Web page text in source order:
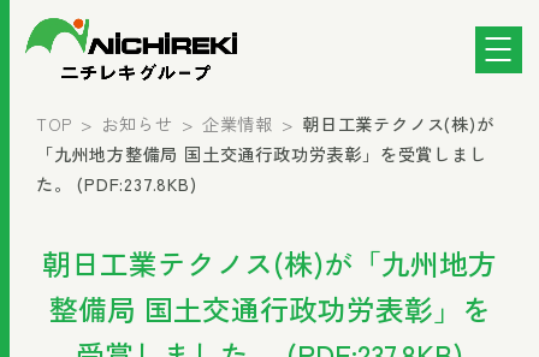
TOP お知らせ 企業情報
朝日工業テクノス(株)が
「九州地方整備局 国土交通行政功労表彰」を受賞しまし
た。 (PDF:237.8KB)
朝日工業テクノス(株)が「九州地方
整備局 国土交通行政功労表彰」を